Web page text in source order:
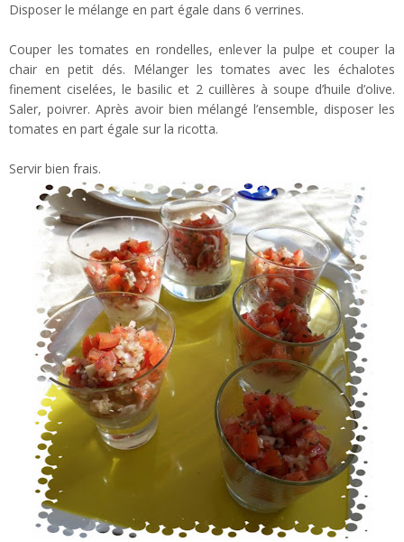
Disposer le mélange en part égale dans 6 verrines.
Couper les tomates en rondelles, enlever la pulpe et couper la
chair en petit dés. Mélanger les tomates avec les échalotes
finement ciselées, le basilic et 2 cuillères à soupe d’huile d’olive.
Saler, poivrer. Après avoir bien mélangé l’ensemble, disposer les
tomates en part égale sur la ricotta.
Servir bien frais.